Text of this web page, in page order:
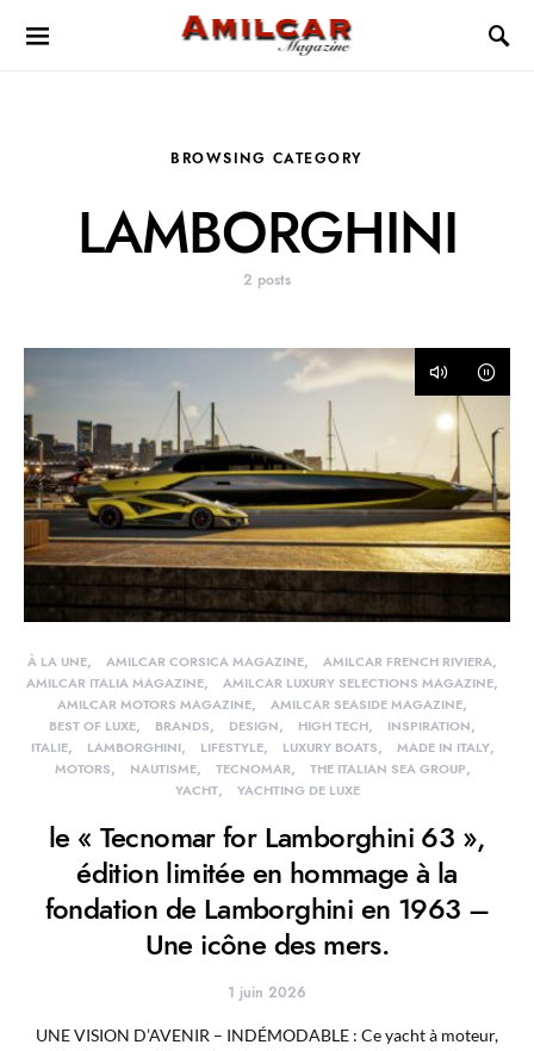
BROWSING CATEGORY
LAMBORGHINI
2 posts
À LA UNE AMILCAR CORSICA MAGAZINE
AMILCAR FRENCH RIVIERA
AMILCAR ITALIA MAGAZINE
AMILCAR LUXURY SELECTIONS MAGAZINE
AMILCAR MOTORS MAGAZINE
AMILCAR SEASIDE MAGAZINE
BEST OF LUXE
BRANDS DESIGN HIGH TECH
INSPIRATION
ITALIE
LAMBORGHINI LIFESTYLE LUXURY BOATS
MADE IN ITALY
MOTORS
NAUTISME TECNOMAR
THE ITALIAN SEA GROUP
YACHT
YACHTING DE LUXE
le « Tecnomar for Lamborghini 63 »,
édition limitée en hommage à la
fondation de Lamborghini en 1963 –
Une icône des mers.
1 juin 2026
UNE VISION D’AVENIR – INDÉMODABLE : Ce yacht à moteur,